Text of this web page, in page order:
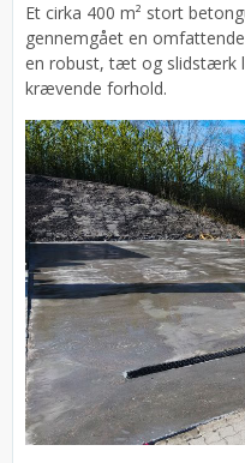
Et cirka 400 m² stort
gennemgået en
en robust, tæt og slidstærk
krævende forhold.